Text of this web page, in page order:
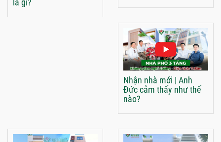
là gì?
Nhận nhà mới | Anh
Đức cảm thấy như thế
nào?